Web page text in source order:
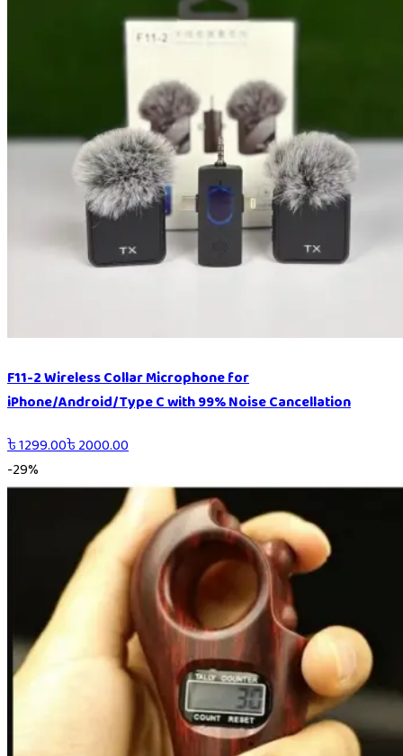
F11-2 Wireless Collar Microphone for
iPhone/Android/Type C with 99% Noise Cancellation
৳1299.00৳2000.00
-29%